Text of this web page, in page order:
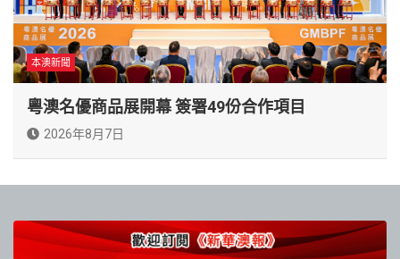
本澳新聞
粵澳名優商品展開幕 簽署49份合作項目
2026年8月7日